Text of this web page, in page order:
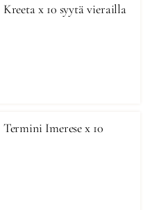
Kreeta x 10 syytä vierailla
Termini Imerese x 10